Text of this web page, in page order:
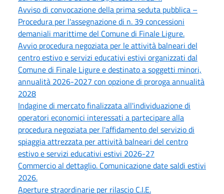
Avviso di convocazione della prima seduta pubblica –
Procedura per l'assegnazione di n. 39 concessioni
demaniali marittime del Comune di Finale Ligure.
Avvio procedura negoziata per le attività balneari del
centro estivo e servizi educativi estivi organizzati dal
Comune di Finale Ligure e destinato a soggetti minori,
annualità 2026-2027 con opzione di proroga annualità
2028
Indagine di mercato finalizzata all'individuazione di
operatori economici interessati a partecipare alla
procedura negoziata per l'affidamento del servizio di
spiaggia attrezzata per attività balneari del centro
estivo e servizi educativi estivi 2026-27
Commercio al dettaglio. Comunicazione date saldi estivi
2026.
Aperture straordinarie per rilascio C.I.E.